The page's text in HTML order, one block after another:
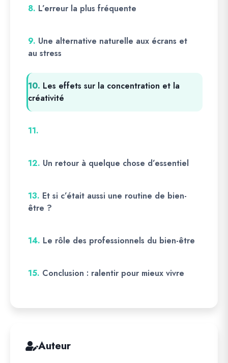
8. L’erreur la plus fréquente
9. Une alternative naturelle aux écrans et
au stress
10. Les effets sur la concentration et la
créativité
11.
12. Un retour à quelque chose d’essentiel
13. Et si c’était aussi une routine de bien-
être ?
14. Le rôle des professionnels du bien-être
15. Conclusion : ralentir pour mieux vivre
Auteur